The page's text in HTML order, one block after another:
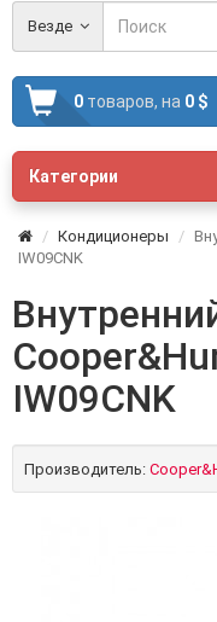
Везде
0 товаров, на 0 $
Категории
Кондиционеры
IW09CNK
IW09CNK
Производитель: